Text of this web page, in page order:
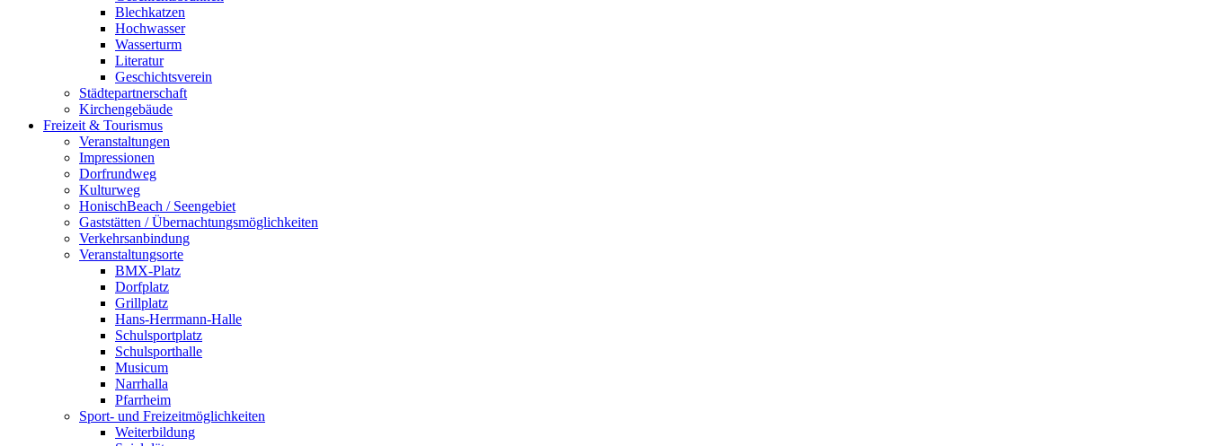
Blechkatzen
Hochwasser
Wasserturm
Literatur
Geschichtsverein
Städtepartnerschaft
Kirchengebäude
Freizeit & Tourismus
Veranstaltungen
Impressionen
Dorfrundweg
Kulturweg
HonischBeach / Seengebiet
Gaststätten / Übernachtungsmöglichkeiten
Verkehrsanbindung
Veranstaltungsorte
BMX-Platz
Dorfplatz
Grillplatz
Hans-Herrmann-Halle
Schulsportplatz
Schulsporthalle
Musicum
Narrhalla
Pfarrheim
Sport- und Freizeitmöglichkeiten
Weiterbildung